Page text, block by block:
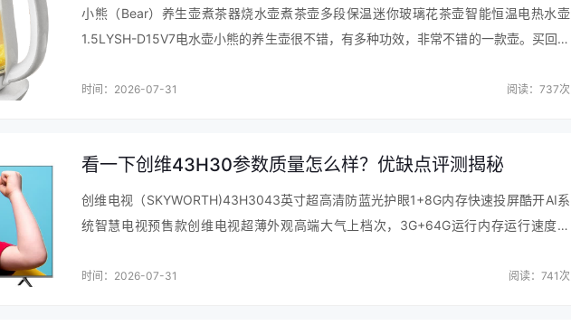
冰箱口碑评价
冰箱容声冰箱确实很棒，526升双循环够大，个人非常喜欢，朋友也说好来着，推
惠，可以放心省钱购买，不要犹豫了物超所值，商品设计完美，外观也很高大上，让
小熊（Bear）养生壶煮茶器烧水壶煮茶壶多段保温迷你玻璃花茶壶智能恒温电热水壶
1.5LYSH-D15V7电水壶小熊的养生壶很不错，有多种功效，非常不错的一款壶。买回来
时间：2026-07-31 阅读：737次
看一下创维43H30参数质量怎么样？优缺点评测揭秘
创维电视（SKYWORTH)43H3043英寸超高清防蓝光护眼1+8G内存快速投屏酷开AI系
统智慧电视预售款创维电视超薄外观高端大气上档次，3G+64G运行内存运行速度超
时间：2026-07-31 阅读：741次